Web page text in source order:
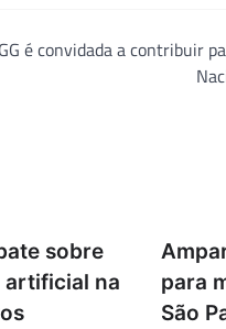
é convidada a contribuir
sobre
artificial na
para
São